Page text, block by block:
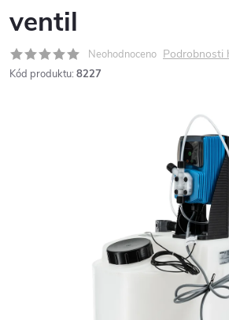
ventil
Neohodnoceno Podrobnosti
Kód produktu: 8227